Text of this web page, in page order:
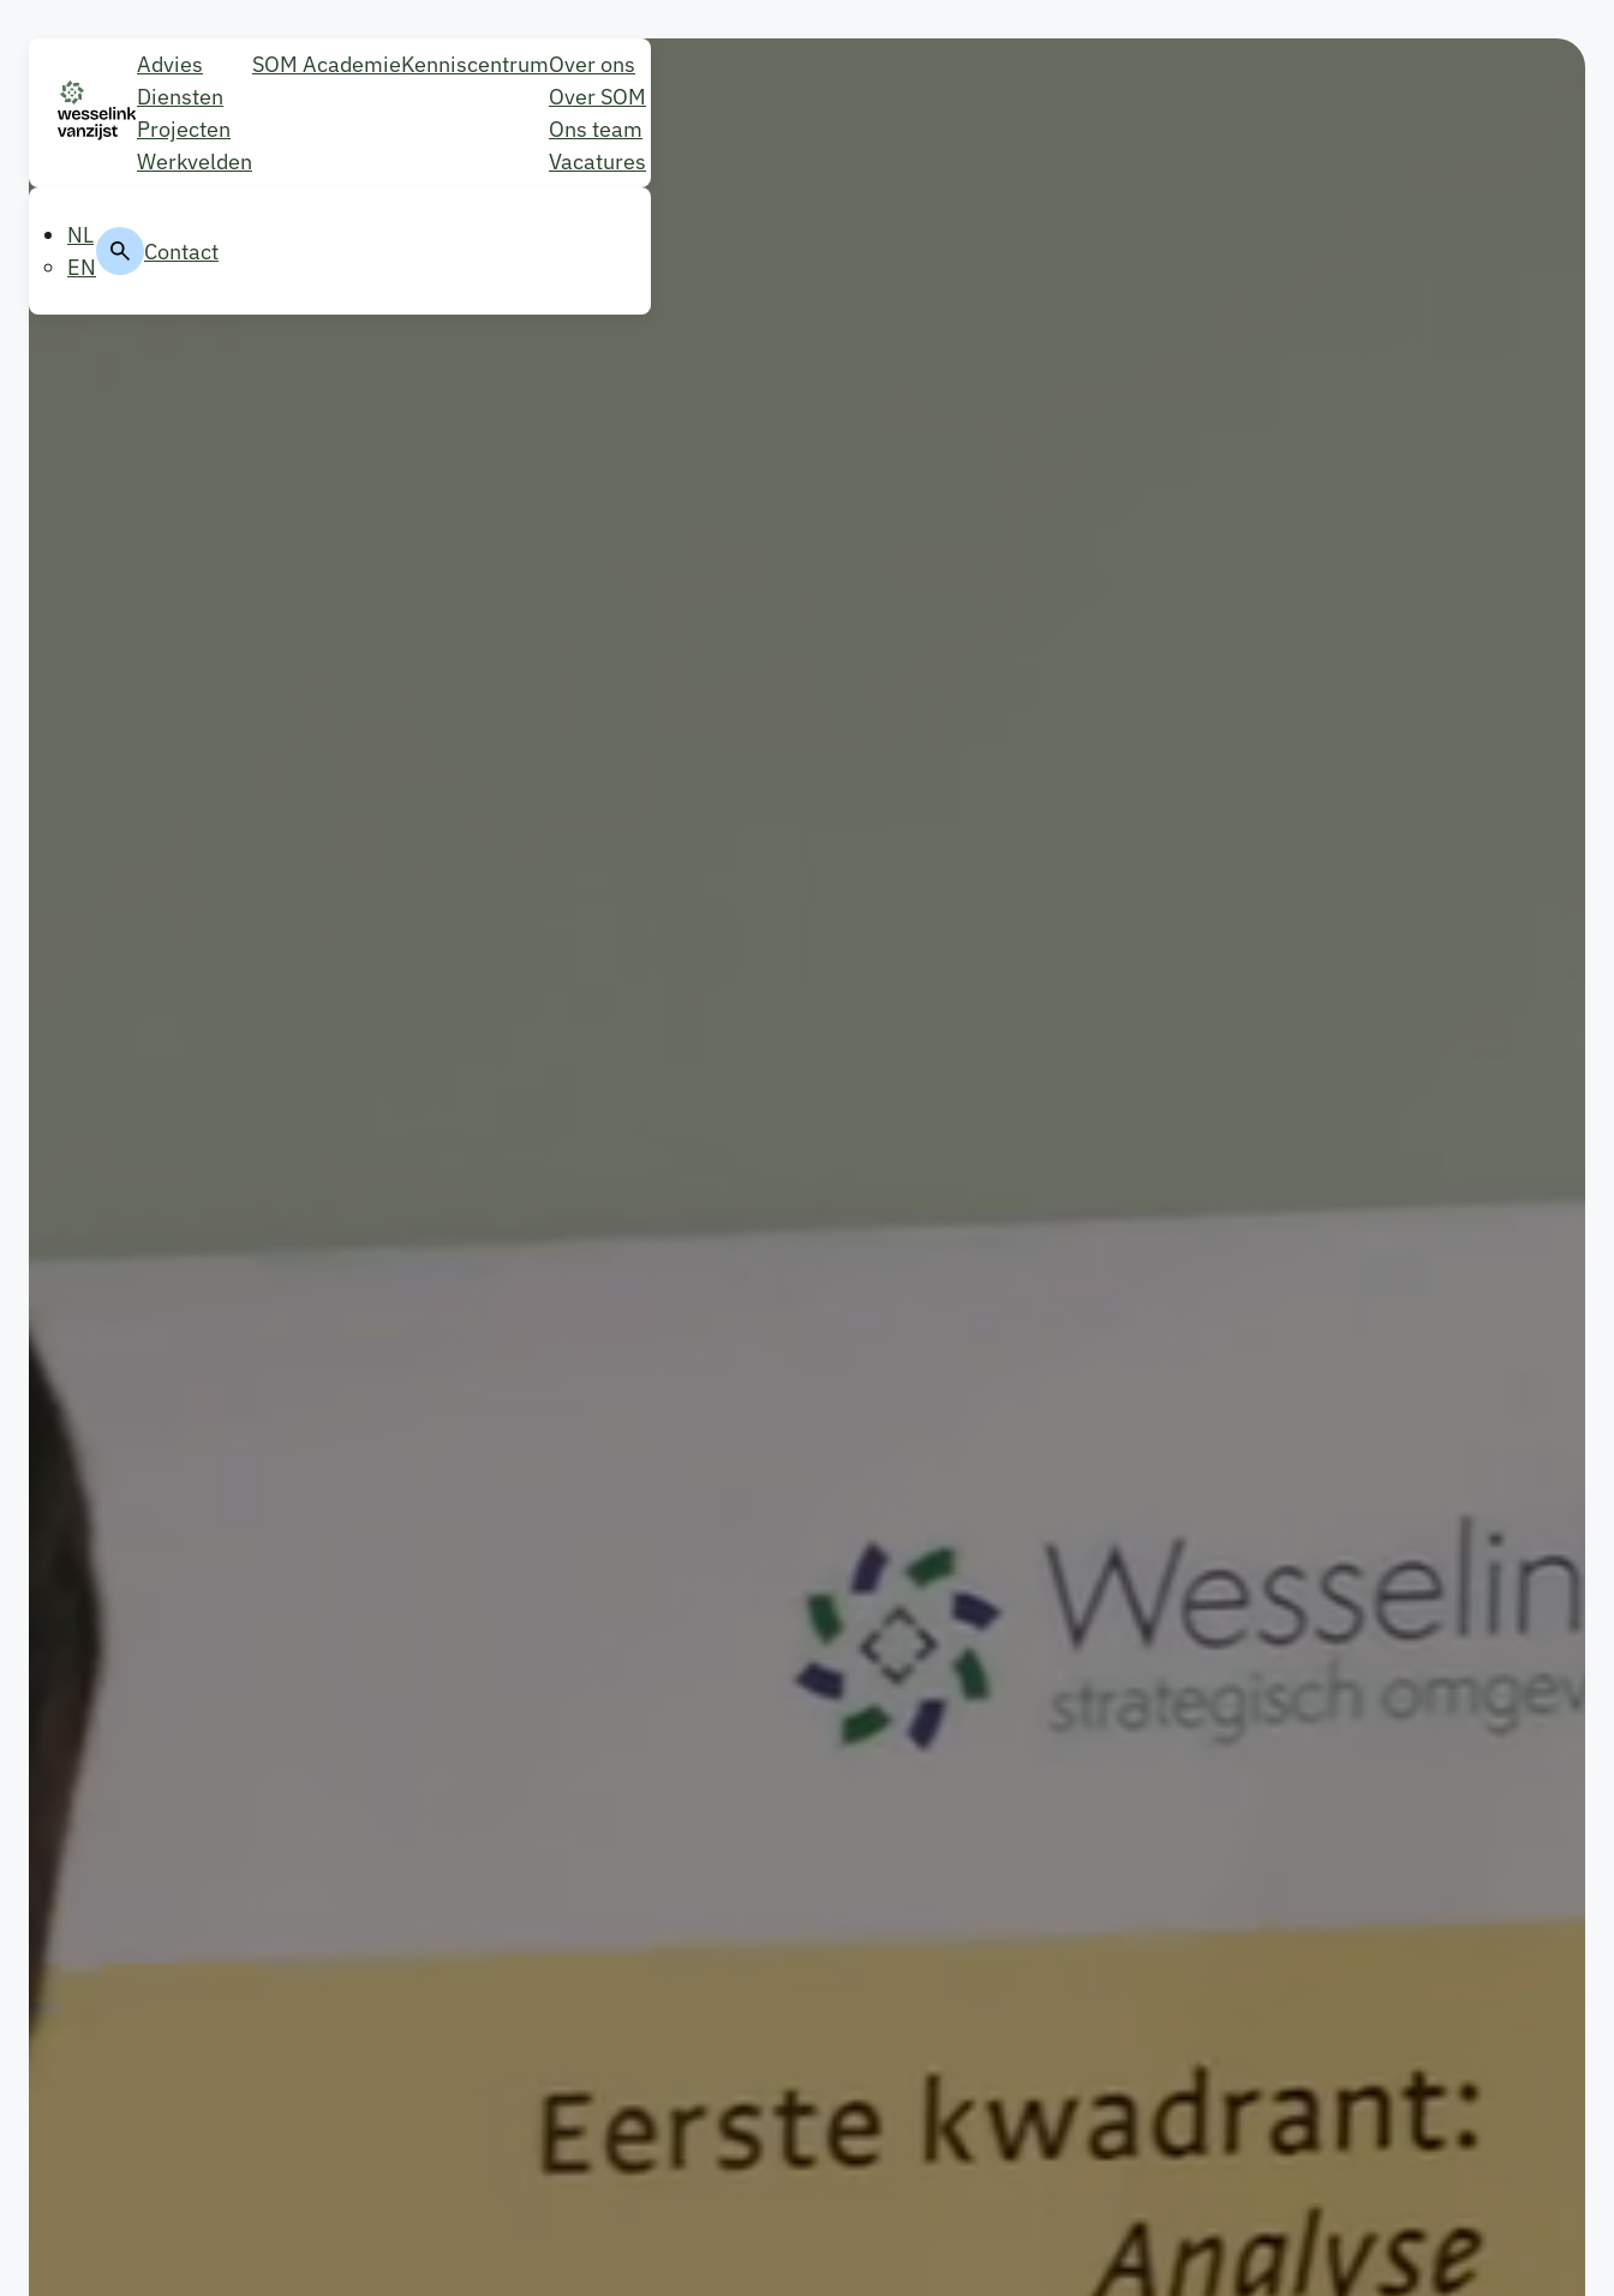
Advies
Diensten
Projecten
Werkvelden
SOM AcademieKenniscentrumOver ons
Over SOM
Ons team
Vacatures
NL
EN
Contact